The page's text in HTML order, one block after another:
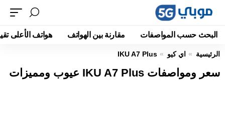
البحث حسب المواصفات مقارنة بين الهواتف هواتف الأعلى
الرئيسية اي كيو IKU A7 Plus
سعر ومواصفات IKU A7 Plus عيوب ومميزات